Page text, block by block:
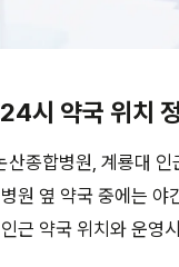
시 약국 위치
산종합병원, 계룡대
원 옆 약국 중에는
근 약국 위치와 운영